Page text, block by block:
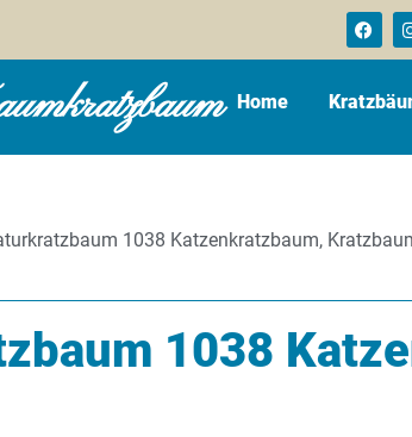
Home
1038 Katzenkratzbaum,
1038